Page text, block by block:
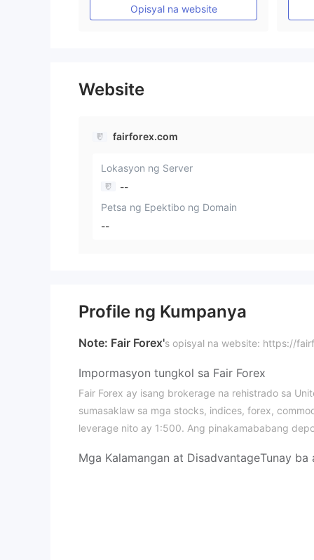
Opisyal na website
Website
fairforex.com
Lokasyon ng Server
--
Petsa ng Epektibo ng Domain
--
Profile ng Kumpanya
Note: Fair Forex's opisyal na website: https://
Impormasyon tungkol sa Fair Forex
Fair Forex ay isang brokerage na rehistrado sa
sumasaklaw sa mga stocks, indices, forex,
leverage nito ay 1:500. Ang pinakamababang
Mga Kalamangan at DisadvantageTunay ba
Fair Forex nag-aalok ng mga mangangalakal ng